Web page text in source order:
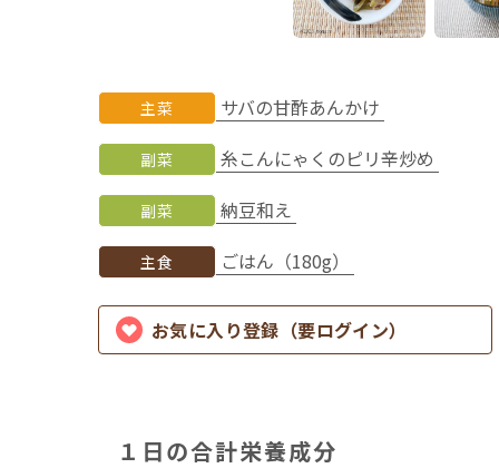
主菜 サバの甘酢あんかけ
副菜 糸こんにゃくのピリ辛炒め
副菜 納豆和え
主食 ごはん（180g）
お気に入り登録（要ログイン）
１日の合計栄養成分